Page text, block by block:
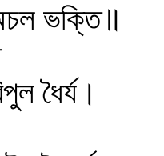
ভক্তি॥
ধৈর্য।